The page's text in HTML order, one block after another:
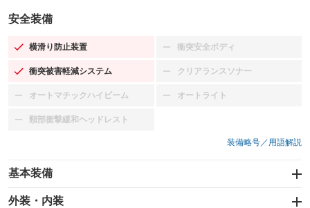
安全装備
横滑り防止装置
：装備あり 衝突安全ボディ
：装備なし
衝突被害軽減システム
：装備あり クリアランスソナー
：装備なし
オートマチックハイビーム
：装備なし オートライト
：装備なし
頸部衝撃緩和ヘッドレスト
：装備なし
装備略号／用語解説
基本装備
エアバッグ：運転席/助手席
：装備あり
外装・内装